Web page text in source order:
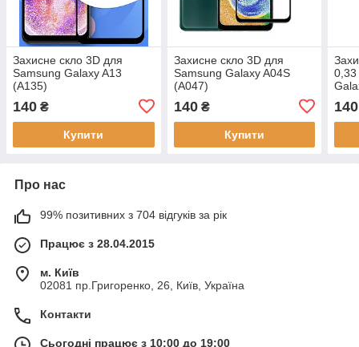
Захисне скло 3D для
Samsung Galaxy A13
(A135)
140 ₴
Купити
Захисне скло 3D для
Samsung Galaxy A04S
(A047)
140₴
Купити
140
Про нас
99% позитивних з 704 відгуків за рік
Працює з 28.04.2015
м. Київ
02081 пр.Григоренко, 26, Київ, Україна
Контакти
Сьогодні працює з 10:00 до 19:00